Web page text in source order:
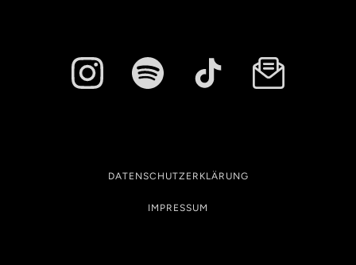
DATENSCHUTZERKLÄRUNG
IMPRESSUM